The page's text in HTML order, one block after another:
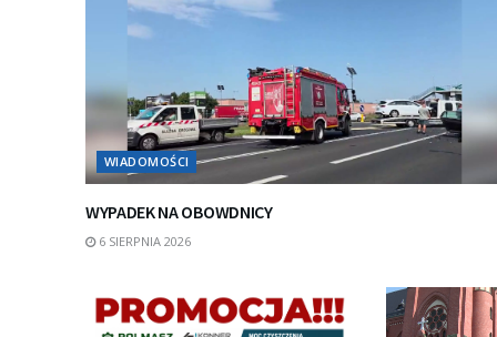
WIADOMOŚCI
WYPADEK NA OBOWDNICY
6 SIERPNIA 2026